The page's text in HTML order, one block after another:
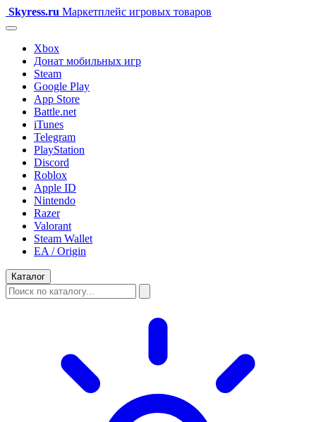
Skyress.ru Маркетплейс игровых товаров
Xbox
Донат мобильных игр
Steam
Google Play
App Store
Battle.net
iTunes
Telegram
PlayStation
Discord
Roblox
Apple ID
Nintendo
Razer
Valorant
Steam Wallet
EA / Origin
Каталог